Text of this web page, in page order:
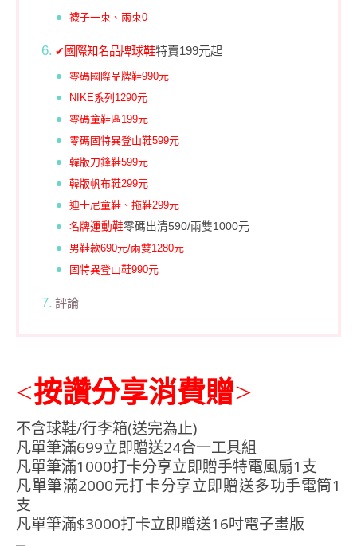
襪子一束、兩束0
✔國際知名品牌球鞋特賣199元起
零碼國際品牌鞋990元
NIKE系列1290元
零碼童鞋區199元
零碼固特異登山鞋599元
韓版刀鋒鞋599元
韓版帆布鞋299元
迪士尼童鞋、拖鞋299元
名牌運動鞋零碼出清590/兩雙1000元
男鞋款690元/兩雙1280元
固特異登山鞋990元
評論
<按讚分享消費贈>
不含球鞋/行李箱(送完為止)
凡單筆滿699立即贈送24合一工具組
凡單筆滿1000打卡分享立即贈手特電風扇1支
凡單筆滿2000元打卡分享立即贈送多功手電筒1
支
凡單筆滿$3000打卡立即贈送16吋電子畫版